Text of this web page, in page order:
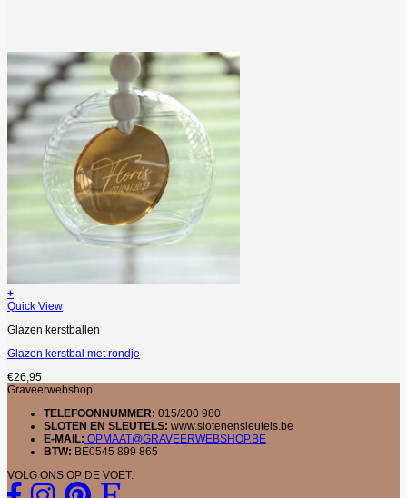
+
Quick View
Glazen kerstballen
Glazen kerstbal met rondje
€26,95
Graveerwebshop
TELEFOONNUMMER: 015/200 980
SLOTEN EN SLEUTELS: www.slotenensleutels.be
E-MAIL: OPMAAT@GRAVEERWEBSHOP.BE
BTW: BE0545 899 865
VOLG ONS OP DE VOET: